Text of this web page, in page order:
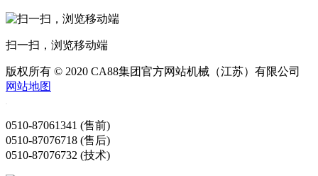
扫一扫，浏览移动端
版权所有 © 2020 CA88集团官方网站机械（江苏）有限公司
网站地图
0510-87061341 (售前)
0510-87076718 (售后)
0510-87076732 (技术)